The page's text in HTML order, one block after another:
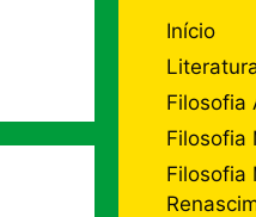
Início
Filosofia
Filosofia
Filosofia